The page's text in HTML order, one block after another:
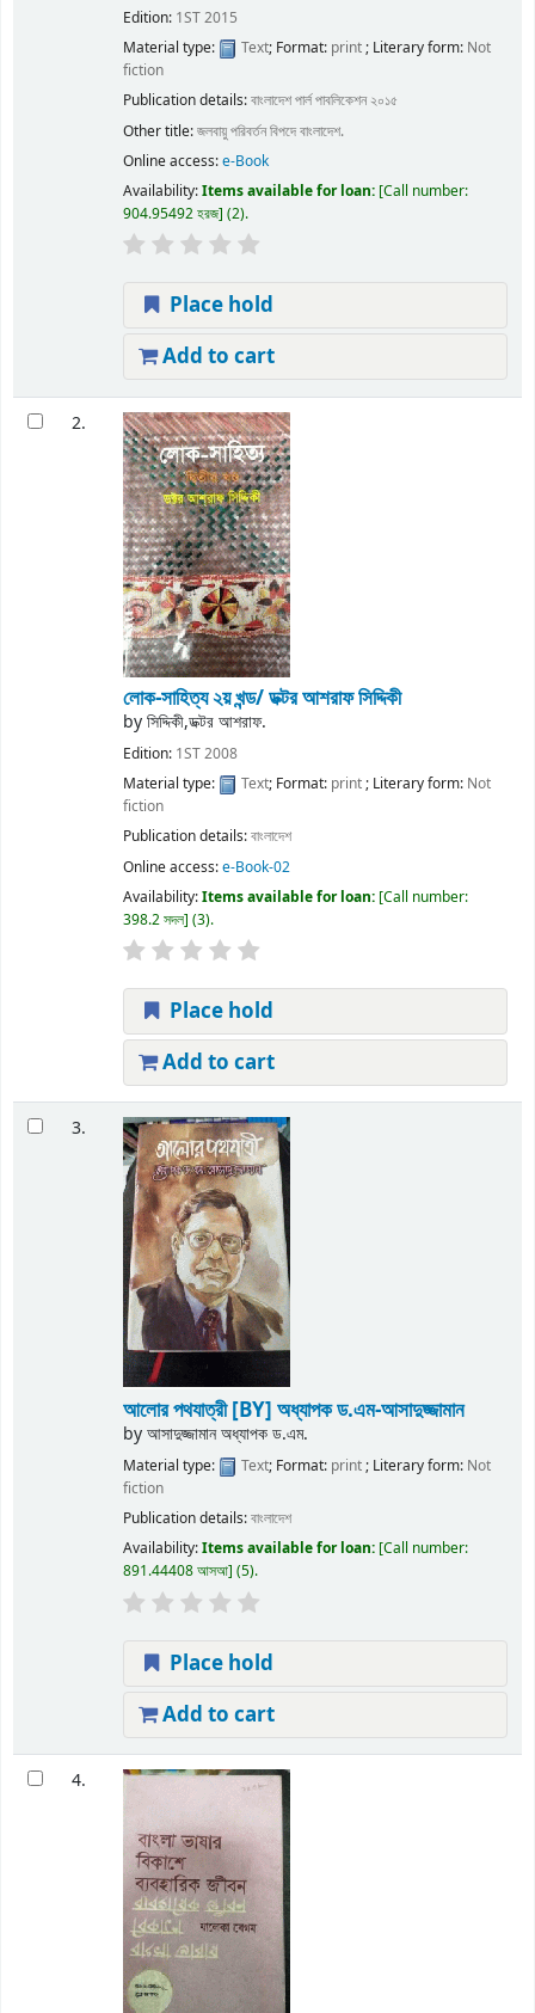
Edition: 1ST 2015
Material type:
Text; Format: print; Literary form: Not
fiction
Publication details:বাংলাদেশপার্ল পাবলিকেশন ২০১৫
Other title:জলবায়ু পরিবর্তন বিপদে বাংলাদেশ.
Online access:e-Book
Availability:Items available for loan: Call number:
904.95492 হরজ (2).
Place hold
Add to cart
2.
লোক-সাহিত্য ২য় খন্ড/ডক্টর আশরাফ সিদ্দিকী
byসিদ্দিকী,ডক্টর আশরাফ.
Edition: 1ST 2008
Material type:
Text; Format: print; Literary form: Not
fiction
Publication details:বাংলাদেশ
Online access:e-Book-02
Availability:Items available for loan: Call number:
398.2 সদল (3).
Place hold
Add to cart
3.
আলোর পথযাত্রী[BY] অধ্যাপক ড.এম-আসাদুজ্জামান
byআসাদুজ্জামান অধ্যাপক ড.এম.
Material type: Text; Format: print; Literary form: Not
fiction
Publication details:বাংলাদেশ
Availability:Items available for loan: Call number:
891.44408 আসআ (5).
Place hold
Add to cart
4.